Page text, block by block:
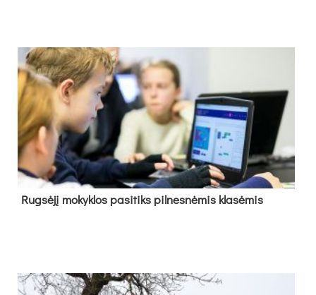
Rug­sė­jį mo­kyk­los pa­si­tiks pil­nes­nė­mis kla­sė­mis